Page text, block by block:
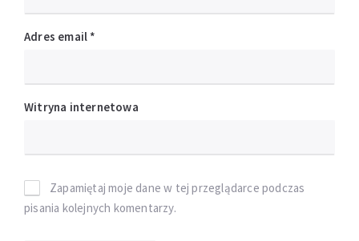
Adres email *
Witryna internetowa
Zapamiętaj moje dane w tej przeglądarce podczas
pisania kolejnych komentarzy.